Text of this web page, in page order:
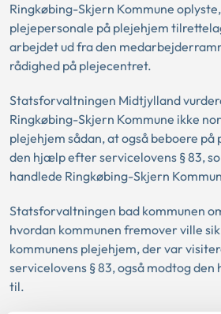
Ringkøbing-Skjern Kommune
plejepersonale på plejehjem
arbejdet ud fra den
rådighed på plejecentret.
Statsforvaltningen Midtjylland
Ringkøbing-Skjern Kommune ikke
plejehjem sådan, at også beboere på
den hjælp efter servicelovens § 83,
handlede Ringkøbing-Skjern
Statsforvaltningen bad kommunen
hvordan kommunen fremover ville
kommunens plejehjem, der var
servicelovens § 83, også modtog
til.